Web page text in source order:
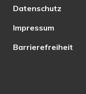
Datenschutz
Impressum
Barrierefreiheit